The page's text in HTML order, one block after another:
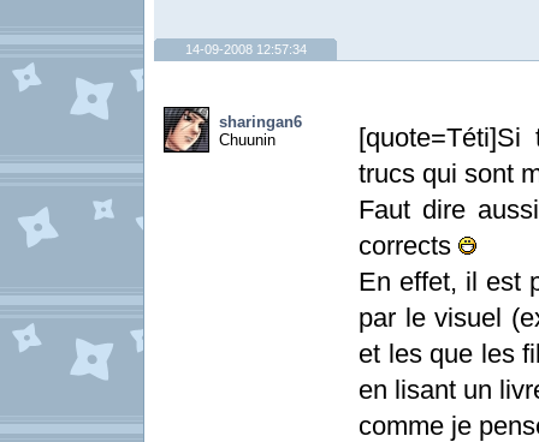
14-09-2008 12:57:34
sharingan6
Chuunin
trucs qui sont
Faut dire
corrects
En effet, il est
par le visuel
et les que les
en lisant un
comme je